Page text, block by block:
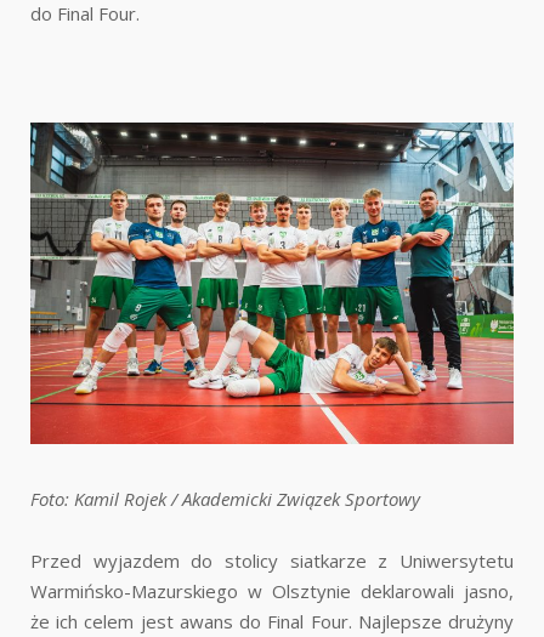
do Final Four.
Foto: Kamil Rojek / Akademicki Związek Sportowy
Przed wyjazdem do stolicy siatkarze z Uniwersytetu
Warmińsko-Mazurskiego w Olsztynie deklarowali jasno,
że ich celem jest awans do Final Four. Najlepsze drużyny